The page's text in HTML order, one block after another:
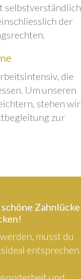
selbstverständlich
der
die
Um unseren
stehen wir
zur
Zahnlücke
musst du
entsprechen.